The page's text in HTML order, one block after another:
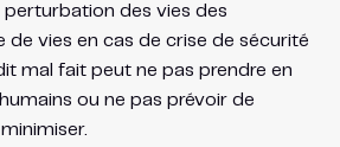
perturbation des vies des
de vies en cas de crise de sécurité
mal fait peut ne pas prendre en
ou ne pas prévoir de